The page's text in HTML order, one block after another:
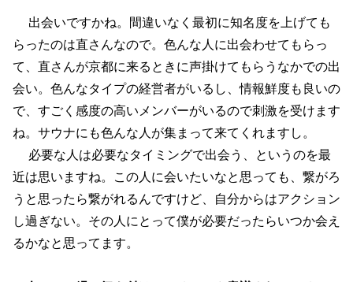
出会いですかね。間違いなく最初に知名度を上げても
らったのは直さんなので。色んな人に出会わせてもらっ
て、直さんが京都に来るときに声掛けてもらうなかでの出
会い。色んなタイプの経営者がいるし、情報鮮度も良いの
で、すごく感度の高いメンバーがいるので刺激を受けます
ね。サウナにも色んな人が集まって来てくれますし。
必要な人は必要なタイミングで出会う、というのを最
近は思いますね。この人に会いたいなと思っても、繋がろ
うと思ったら繋がれるんですけど、自分からはアクション
し過ぎない。その人にとって僕が必要だったらいつか会え
るかなと思ってます。